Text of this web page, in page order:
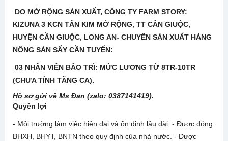
DO MỞ RỘNG SẢN XUẤT, CÔNG TY FARM STORY:
KIZUNA 3 KCN TÂN KIM MỞ RỘNG, TT CẦN GIUỘC,
HUYỆN CẦN GIUỘC, LONG AN- CHUYÊN SẢN XUẤT HÀNG
NÔNG SẢN SẤY CẦN TUYỂN:
03 NHÂN VIÊN BẢO TRÌ: MỨC LƯƠNG TỪ 8TR-10TR
(CHƯA TÍNH TĂNG CA).
Hồ sơ gửi về Ms Đan (zalo: 0387141419).
Quyền lợi
- Môi trường làm việc hiện đại và ổn định lâu dài. - Được đóng
BHXH, BHYT, BNTN theo quy định của nhà nước. - Được